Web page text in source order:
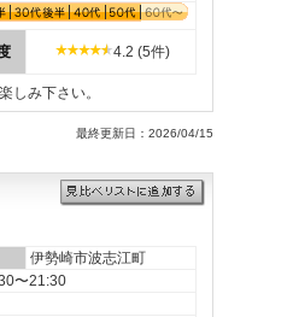
4.2 (5件)
しみ下さい。
最終更新日：2026/04/15
伊勢崎市波志江町
〜21:30